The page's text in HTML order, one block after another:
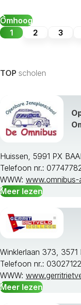
Omhoog
1
2 3
TOP scholen
Huissen, 5991 PX
Telefoon nr.:
WWW:
Meer lezen
Winklerlaan 373, 3571
Telefoon nr.:
WWW:
Meer lezen